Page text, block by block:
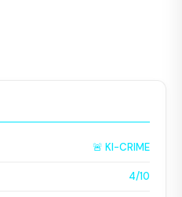
🚨 KI-CRIME
4/10